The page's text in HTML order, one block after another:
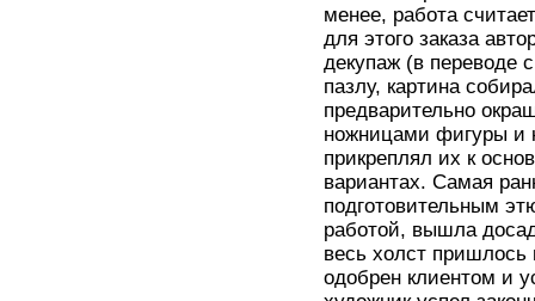
менее, работа
для этого заказа
декупаж (в переводе
пазлу, картина
предварительно
ножницами фигуры и
прикреплял их к
вариантах. Самая
подготовительным
работой, вышла
весь холст пришлось
одобрен клиентом и